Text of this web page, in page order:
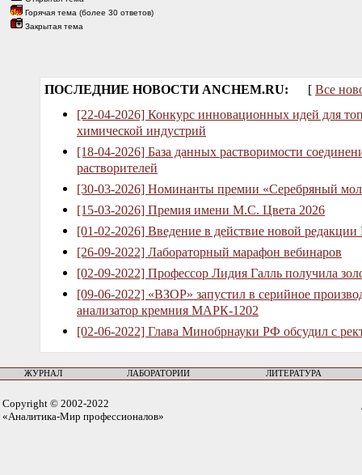
Горячая тема (более 30 ответов)
Закрытая тема
ПОСЛЕДНИЕ НОВОСТИ ANCHEM.RU: [ Все
[22-04-2026] Конкурс инновационных идей для
химической индустрий
[18-04-2026] База данных растворимости
растворителей
[30-03-2026] Номинанты премии «Серебряный
[15-03-2026] Премия имени М.С. Цвета 2026
[01-02-2026] Введение в действие новой
[26-09-2022] Лабораторный марафон вебинаров
[02-09-2022] Профессор Лидия Галль получила
[09-06-2022] «ВЗОР» запустил в серийное
анализатор кремния МАРК-1202
[02-06-2022] Глава Минобрнауки РФ обсудил с
ЖУРНАЛ ЛАБОРАТОРИИ ЛИТЕРАТУРА
Copyright © 2002-2022
«Аналитика-Мир профессионалов»